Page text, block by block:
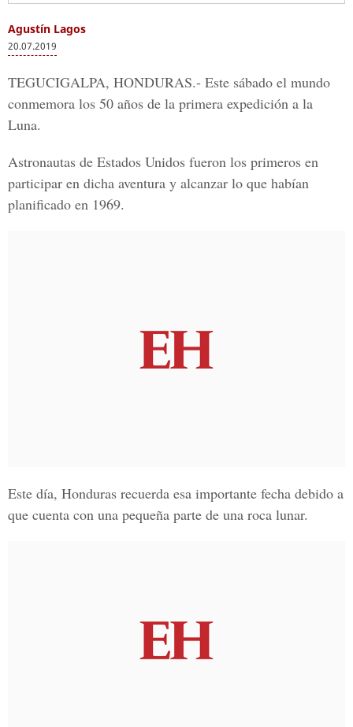
Agustín Lagos
20.07.2019
TEGUCIGALPA, HONDURAS.- Este sábado el mundo
conmemora los 50 años de la primera expedición a la
Luna.
Astronautas de Estados Unidos fueron los primeros en
participar en dicha aventura y alcanzar lo que habían
planificado en 1969.
Este día, Honduras recuerda esa importante fecha debido a
que cuenta con una pequeña parte de una roca lunar.